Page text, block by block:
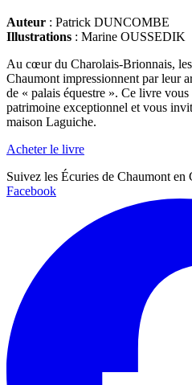
Auteur : Patrick DUNCOMBE
Illustrations : Marine OUSSEDIK
Au cœur du Charolais-Brionnais,
Chaumont impressionnent par leur
de « palais équestre ». Ce livre
patrimoine exceptionnel et vous
maison Laguiche.
Acheter le livre
Suivez les Écuries de Chaumont en
Facebook